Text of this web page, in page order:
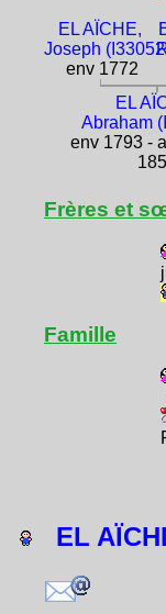
EL AÏCHE,
Joseph
env 1772
EL
Abraham
env 1793 -
Frères et
Famille
EL